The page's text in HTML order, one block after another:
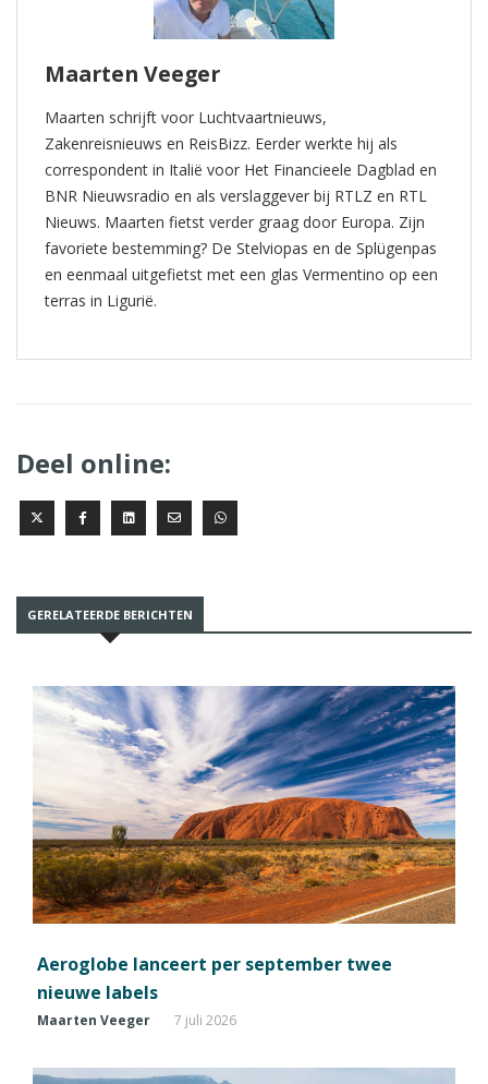
Maarten Veeger
Maarten schrijft voor Luchtvaartnieuws,
Zakenreisnieuws en ReisBizz. Eerder werkte hij als
correspondent in Italië voor Het Financieele Dagblad en
BNR Nieuwsradio en als verslaggever bij RTLZ en RTL
Nieuws. Maarten fietst verder graag door Europa. Zijn
favoriete bestemming? De Stelviopas en de Splügenpas
en eenmaal uitgefietst met een glas Vermentino op een
terras in Ligurië.
Deel online:
GERELATEERDE BERICHTEN
Aeroglobe lanceert per september twee
nieuwe labels
Maarten Veeger 7 juli 2026